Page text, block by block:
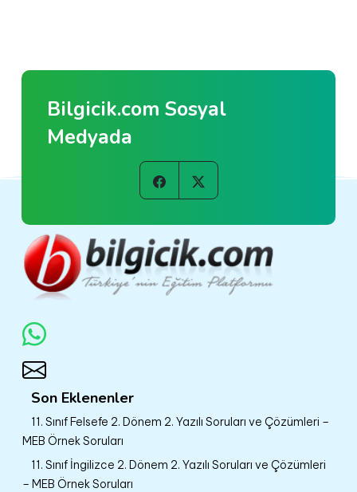
Bilgicik.com Sosyal
Medyada
Son Eklenenler
11. Sınıf Felsefe 2. Dönem 2. Yazılı Soruları ve Çözümleri –
MEB Örnek Soruları
11. Sınıf İngilizce 2. Dönem 2. Yazılı Soruları ve Çözümleri
– MEB Örnek Soruları